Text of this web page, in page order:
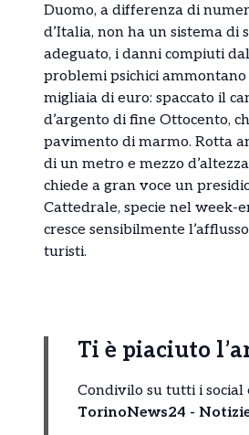
Duomo, a differenza di
d’Italia, non ha un sistema di
adeguato, i danni compiuti
problemi psichici
migliaia di euro: spaccato il
d’argento di fine Ottocento,
pavimento di marmo. Rotta
di un metro e mezzo
chiede a gran voce un
Cattedrale, specie nel week-
cresce sensibilmente
turisti.
Ti è piaciuto
Condivilo su tutti i social
TorinoNews24 -